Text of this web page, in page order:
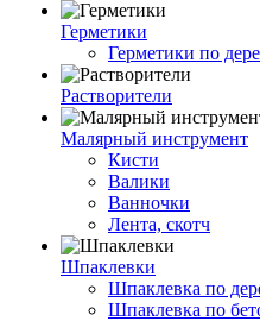
Герметики
Герметики по
Растворители
Малярный инструмент
Кисти
Валики
Ванночки
Лента, скотч
Шпаклевки
Шпаклевка по
Шпаклевка по